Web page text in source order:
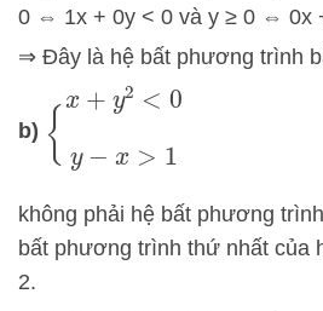
0 ⇔ 1x + 0y < 0 và y ≥ 0 ⇔ 0x
⇒ Đây là hệ bất phương trình
b)
x+ y2 <0 y− x
không phải hệ bất phương
bất phương trình thứ nhất của
2.